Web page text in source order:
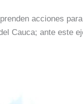
acciones
Cauca; ante este